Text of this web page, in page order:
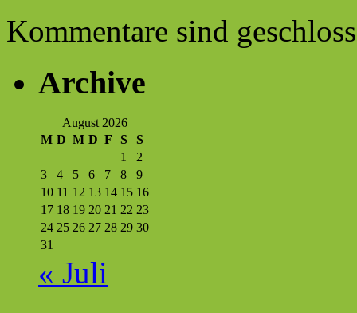
Kommentare sind
Archive
August 2026
M D M D F S
S
1
2
3
4 5 6 7 8
9
10 11 12 13 14 15 16
17 18 19 20 21 22 23
24 25 26 27 28 29 30
31
« Juli